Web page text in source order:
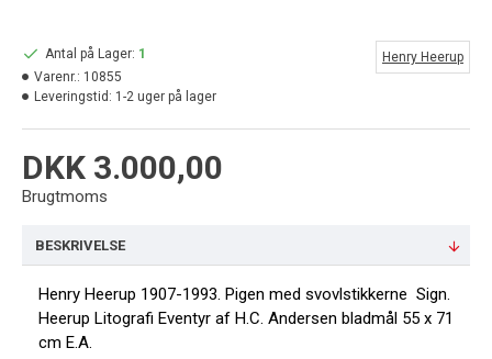
DKK 3.000,00
Brugtmoms
Antal på Lager: 1
Varenr.: 10855
Leveringstid: 1-2 uger på lager
Henry Heerup
BESKRIVELSE
Henry Heerup 1907-1993. Pigen med svovlstikkerne Sign.
Heerup Litografi Eventyr af H.C. Andersen bladmål 55 x 71
cm E.A.